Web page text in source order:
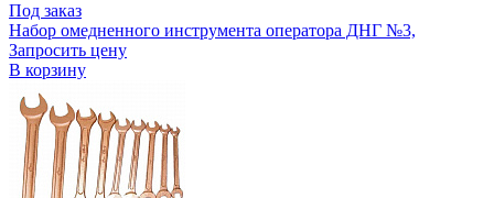
Под заказ
Набор омедненного инструмента оператора ДНГ №3,
Запросить цену
В корзину